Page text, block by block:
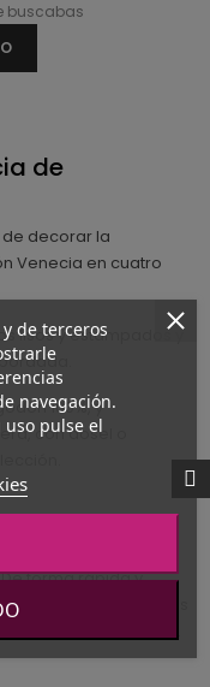
buscabas
de
de decorar la
Venecia en cuatro
lisos y estampados y
100%, y
con dosel o
forma rápida y
pocos días la podrás
de terceros
navegación.
pulse el